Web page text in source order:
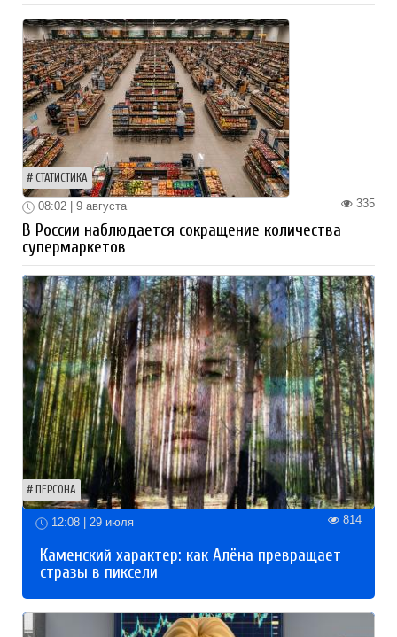
СТАТИСТИКА
335
08:02 | 9 августа
В России наблюдается сокращение количества
супермаркетов
ПЕРСОНА
12:08 | 29 июля 814
Каменский характер: как Алёна превращает
стразы в пиксели